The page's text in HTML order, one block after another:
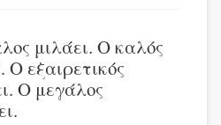
μιλάει. Ο καλός
Ο εξαιρετικός
Ο μεγάλος